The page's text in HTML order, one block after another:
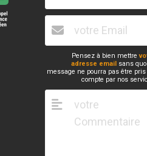
Pensez à bien mettre
adresse email sans
message ne pourra pas être
compte par nos